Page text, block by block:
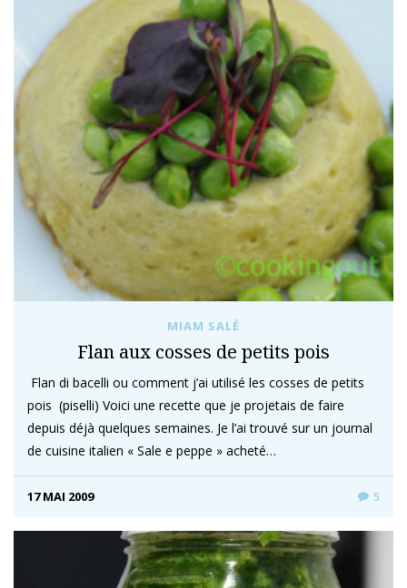
MIAM SALÉ
Flan aux cosses de petits pois
Flan di bacelli ou comment j’ai utilisé les cosses de petits
pois (piselli) Voici une recette que je projetais de faire
depuis déjà quelques semaines. Je l’ai trouvé sur un journal
de cuisine italien « Sale e peppe » acheté…
17 MAI 2009 5